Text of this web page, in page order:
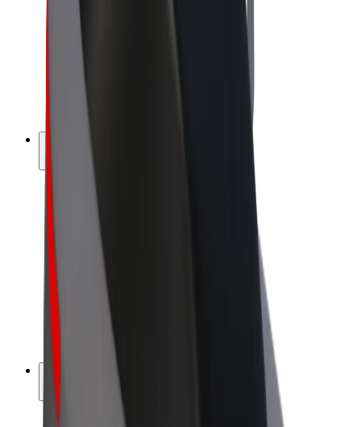
Bolt Food
Bolt Drive
Bicis
Repartidores
Comercios de Bolt Food
Franquicias
Empresa
Trabaja con nosotros